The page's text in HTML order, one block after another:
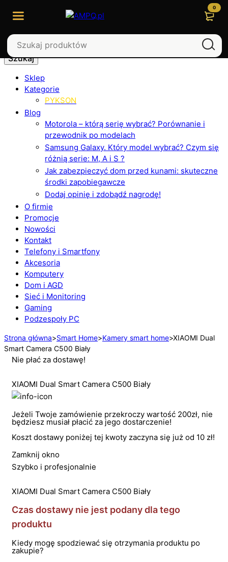
Szukaj
Sklep
Kategorie
PYKSON
Blog
Motorola – którą serię wybrać? Porównanie i
przewodnik po modelach
Samsung Galaxy. Który model wybrać? Czym się
różnią serie: M, A i S ?
Jak zabezpieczyć dom przed kunami: skuteczne
środki zapobiegawcze
Dodaj opinię i zdobądź nagrodę!
O firmie
Promocje
Nowości
Kontakt
Telefony i Smartfony
Akcesoria
Komputery
Dom i AGD
Sieć i Monitoring
Gaming
Podzespoły PC
0
Strona główna>Smart Home>Kamery smart home>XIAOMI Dual
Smart Camera C500 Biały
Nie płać za dostawę!
XIAOMI Dual Smart Camera C500 Biały
Jeżeli Twoje zamówienie przekroczy wartość 200zł, nie
będziesz musiał płacić za jego dostarczenie!
Koszt dostawy poniżej tej kwoty zaczyna się już od 10 zł!
Zamknij okno
Szybko i profesjonalnie
XIAOMI Dual Smart Camera C500 Biały
Czas dostawy nie jest podany dla tego
produktu
Kiedy mogę spodziewać się otrzymania produktu po
zakupie?